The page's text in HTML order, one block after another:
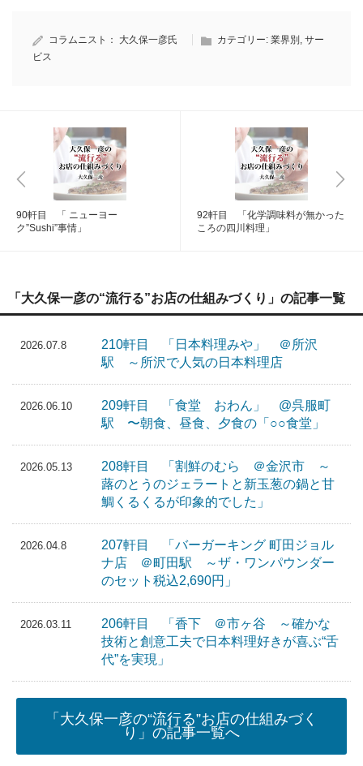
コラムニスト： 大久保一彦氏 カテゴリー: 業界別 , サー
ビス
90軒目 「 ニューヨー
ク”Sushi”事情」
92軒目 「化学調味料が無かった
ころの四川料理」
「大久保一彦の“流行る”お店の仕組みづくり」の記事一覧
2026.07.8
210軒目 「日本料理みや」 ＠所沢
駅 ～所沢で人気の日本料理店
2026.06.10
209軒目 「食堂 おわん」 @呉服町
駅 〜朝食、昼食、夕食の「○○食堂」
2026.05.13
208軒目 「割鮮のむら ＠金沢市 ～
蕗のとうのジェラートと新玉葱の鍋と甘
鯛くるくるが印象的でした」
2026.04.8
207軒目 「バーガーキング 町田ジョル
ナ店 ＠町田駅 ～ザ・ワンパウンダー
のセット税込2,690円」
2026.03.11
206軒目 「香下 ＠市ヶ谷 ～確かな
技術と創意工夫で日本料理好きが喜ぶ“舌
代”を実現」
「大久保一彦の“流行る”お店の仕組みづく
り」の記事一覧へ